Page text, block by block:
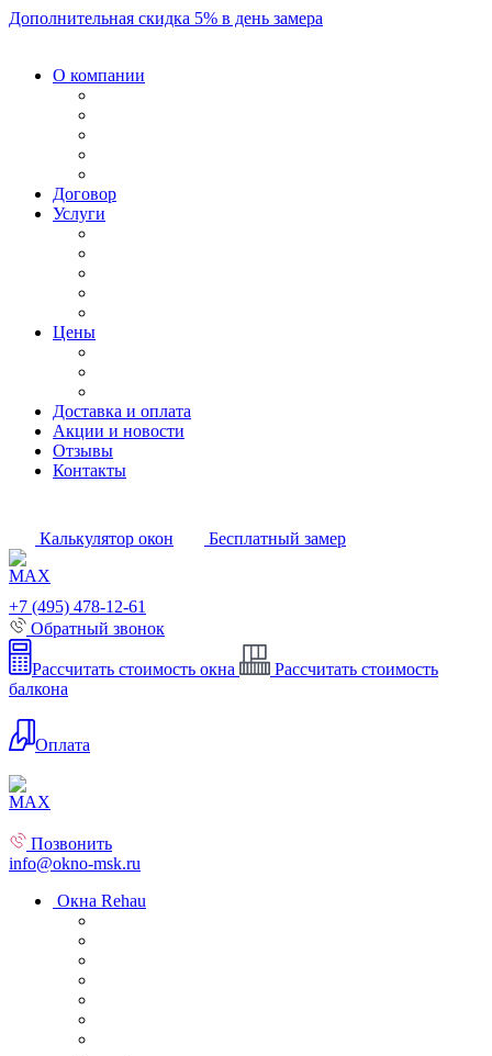
Дополнительная скидка 5% в день замера
О компании
Договор
Услуги
Цены
Доставка и оплата
Акции и новости
Отзывы
Контакты
Калькулятор окон Бесплатный замер
+7 (495) 478-12-61
Обратный звонок
Рассчитать стоимость окна
Рассчитать стоимость
балкона
Оплата
Позвонить
info@okno-msk.ru
Окна Rehau